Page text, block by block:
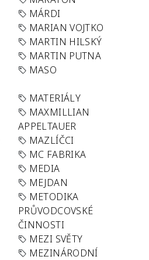
MÁRDI
MARIAN VOJTKO
MARTIN HILSKÝ
MARTIN PUTNA
MASO
MATERIÁLY
MAXMILLIAN
APPELTAUER
MAZLÍČCI
MC FABRIKA
MEDIA
MEJDAN
METODIKA
PRŮVODCOVSKÉ
ČINNOSTI
MEZI SVĚTY
MEZINÁRODNÍ